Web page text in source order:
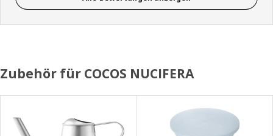
Zubehör für COCOS NUCIFERA